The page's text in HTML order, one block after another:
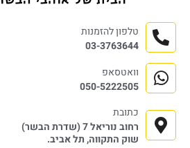
טלפון להזמנות
03-3763644
וואטסאפ
050-5222505
כתובת
רחוב נוריאל 7 (שדרת הבשר)
שוק התקווה, תל אביב.